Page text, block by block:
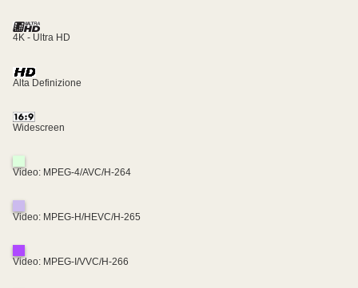
4K - Ultra HD
Alta Definizione
Widescreen
Video: MPEG-4/AVC/H-264
Video: MPEG-H/HEVC/H-265
Video: MPEG-I/VVC/H-266